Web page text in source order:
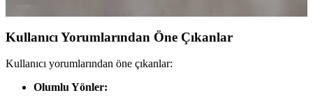
Kullanıcı Yorumlarından Öne Çıkanlar
Kullanıcı yorumlarından öne çıkanlar:
Olumlu Yönler: